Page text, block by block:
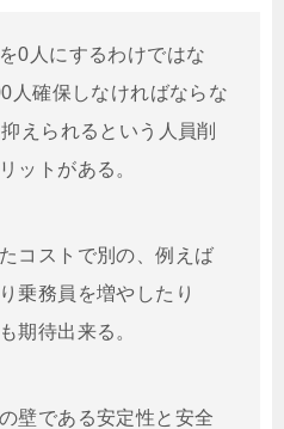
0人にするわけではな
人確保しなければならな
えられるという人員削
ットがある。
コストで別の、例えば
乗務員を増やしたり
期待出来る。
壁である安定性と安全